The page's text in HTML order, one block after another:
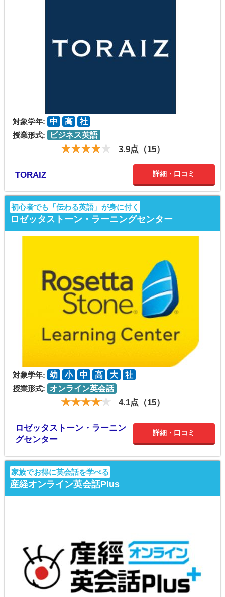
対象学年: 中 高
社
授業形式:
ビジネス英語
3.9点（15）
TORAIZ 詳細・口コミ
初心者でも「伝わる英語」が身に付く
ロゼッタストーン・ラーニングセンター
対象学年: 幼 小 中 高 大
社
授業形式:
オンライン英会話
4.1点（15）
ロゼッタストーン・ラーニン
グセンター
詳細・口コミ
家族でお得に英会話を学べる
産経オンライン英会話Plus